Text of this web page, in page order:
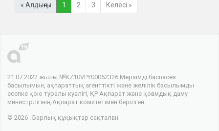
« Алдыңғы 1 2 3 Келесі »
21.07.2022 жылғы №KZ10VPY00052326 Мерзімді баспасөз
басылымын, ақпараттық агенттікті және желілік басылымды
есепке қою туралы куәлігі, ҚР Ақпарат және қоғамдық даму
министрлігінің Ақпарат комитетімен берілген.
© 2026 . Барлық құқықтар сақталған